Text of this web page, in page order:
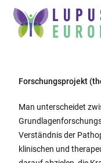
Forschungsprojekt
Man unterscheidet
Verständnis der
klinischen und